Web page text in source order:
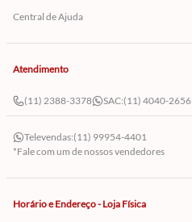
Central de Ajuda
Atendimento
(11) 2388-3378 SAC:(11) 4040-2656
Televendas:(11) 99954-4401
*Fale com um de nossos vendedores
Horário e Endereço - Loja Física